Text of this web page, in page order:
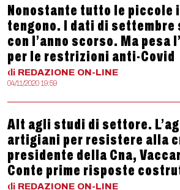
Nonostante tutto le piccole
tengono. I dati di settembre
con l’anno scorso. Ma pesa
per le restrizioni anti-Covid
di REDAZIONE ON-LINE
04/11/2020 19:59
Alt agli studi di settore.
artigiani per resistere alla
presidente della Cna,
Conte prime risposte
di REDAZIONE ON-LINE